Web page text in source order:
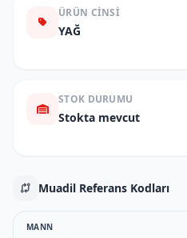
ÜRÜN CINSI
YAĞ
STOK DURUMU
Stokta mevcut
Muadil Referans Kodları
MANN